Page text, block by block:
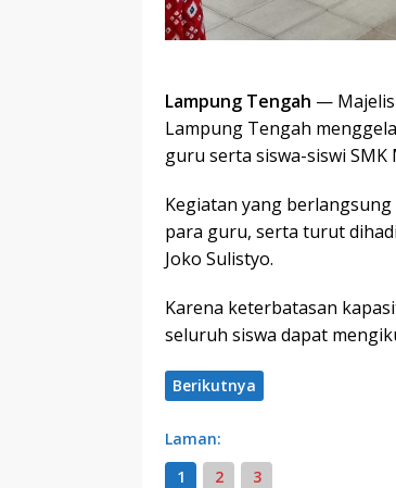
Lampung Tengah — Majelis
Lampung Tengah
guru serta siswa-siswi SMK
Kegiatan yang
para guru, serta turut
Joko Sulistyo.
Karena keterbatasan
seluruh siswa dapat
Berikutnya
Laman:
1
2 3